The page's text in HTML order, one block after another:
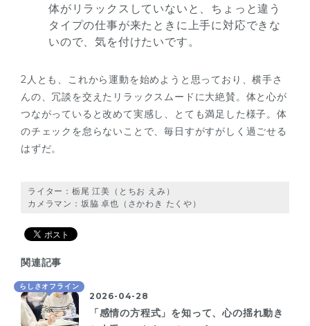
体がリラックスしていないと、ちょっと違う
タイプの仕事が来たときに上手に対応できな
いので、気を付けたいです。
2人とも、これから運動を始めようと思っており、横手さ
んの、冗談を交えたリラックスムードに大絶賛。体と心が
つながっていると改めて実感し、とても満足した様子。体
のチェックを怠らないことで、毎日すがすがしく過ごせる
はずだ。
ライター：栃尾 江美（とちお えみ）
カメラマン：坂脇 卓也（さかわき たくや）
関連記事
2026-04-28
「感情の方程式」を知って、心の揺れ動き
らしさオフライン